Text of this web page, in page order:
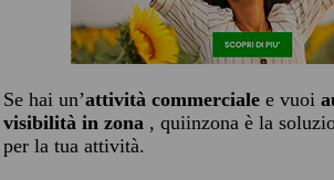
Se hai un’attività commerciale e vuoi
visibilità in zona , quiinzona è la
per la tua attività.